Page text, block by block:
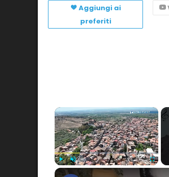
Aggiungi ai
preferiti
×
Play